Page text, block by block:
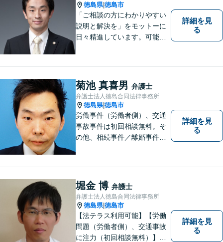
徳島県|徳島市
「ご相談の方にわかりやすい
説明と解決を」をモットーに
日々精進しています。可能な
不安な思いを抱えられている
詳細を見
る
菊池 真喜男 弁護士
弁護士法人徳島合同法律事務所
徳島県|徳島市
労働事件（労働者側）、交通
事故事件は初回相談無料。そ
の他、相続事件／離婚事件／
室対応でプライバシーが守ら
れます。【無料駐車場】
詳細を見
る
堀金 博 弁護士
弁護士法人徳島合同法律事務所
徳島県|徳島市
【法テラス利用可能】【労働
問題（労働者側）、交通事故
に注力（初回相談無料）】市
詳細を見
る